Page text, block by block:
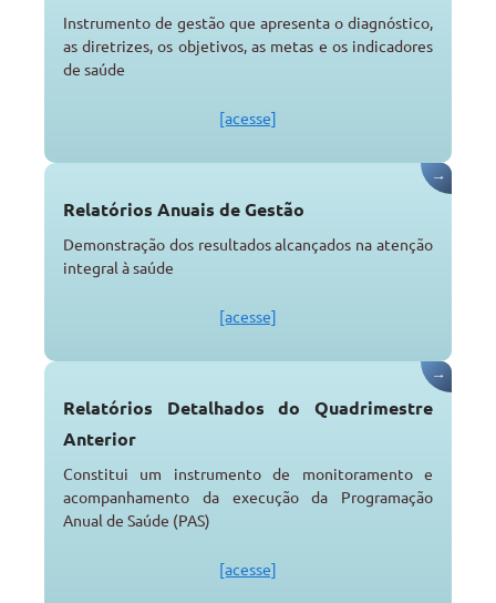
Instrumento de gestão que apresenta o diagnóstico,
as diretrizes, os objetivos, as metas e os indicadores
de saúde
[acesse]
Relatórios Anuais de Gestão
Demonstração dos resultados alcançados na atenção
integral à saúde
[acesse]
→
Relatórios Detalhados do Quadrimestre
Anterior
Constitui um instrumento de monitoramento e
acompanhamento da execução da Programação
Anual de Saúde (PAS)
[acesse]
→